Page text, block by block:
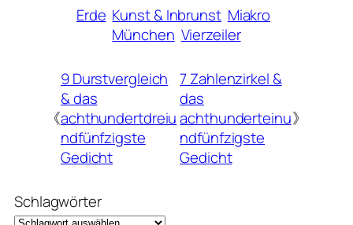
Erde Kunst & Inbrunst Miakro
München Vierzeiler
《
9 Durstvergleich
& das
achthundertdreiu
ndfünfzigste
Gedicht
7 Zahlenzirkel &
das
achthunderteinu
ndfünfzigste
Gedicht
》
Schlagwörter